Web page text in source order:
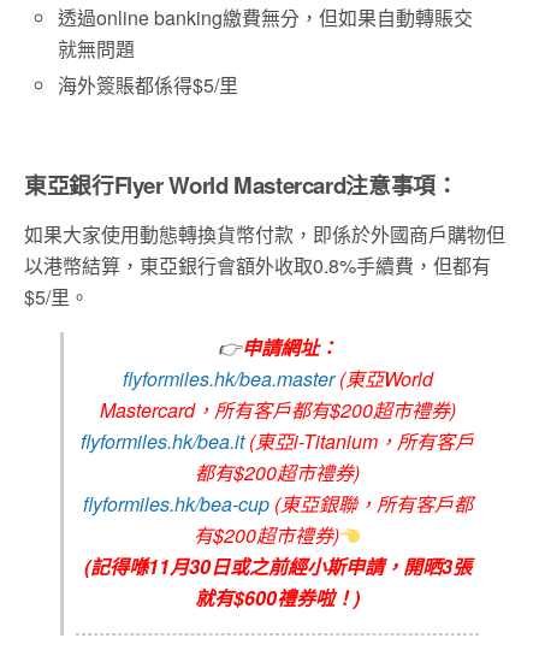
透過online banking繳費無分，但如果自動轉賬交
就無問題
海外簽賬都係得$5/里
東亞銀行Flyer World Mastercard注意事項：
如果大家使用動態轉換貨幣付款，即係於外國商戶購物但
以港幣結算，東亞銀行會額外收取0.8%手續費，但都有
$5/里。
👉申請網址：
flyformiles.hk/bea.master(東亞World
Mastercard，所有客戶都有$200超市禮券)
flyformiles.hk/bea.it(東亞i-Titanium，所有客戶
都有$200超市禮券)
flyformiles.hk/bea-cup(東亞銀聯，所有客戶都
有$200超市禮券)
(記得喺11月30日或之前經小斯申請，開晒3張
就有$600禮券啦！)